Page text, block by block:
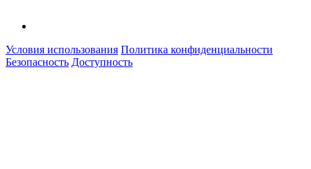
Условия использования Политика конфиденциальности
Безопасность Доступность